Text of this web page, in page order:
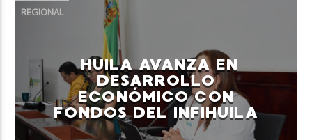
REGIONAL
HUILA AVANZA EN
DESARROLLO
ECONÓMICO CON
FONDOS DEL INFIHUILA